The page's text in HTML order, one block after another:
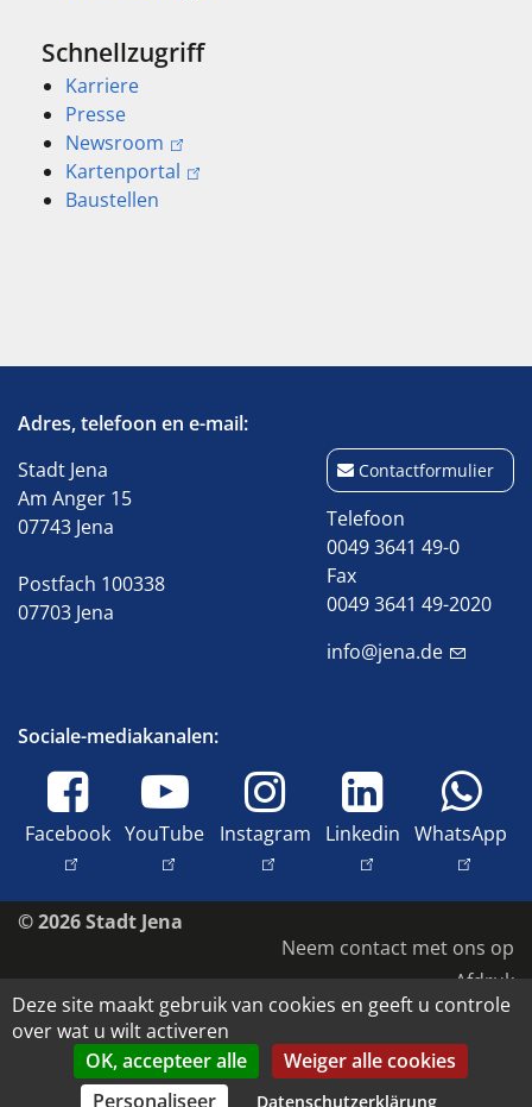
Schnellzugriff
Karriere
Presse
Newsroom
Kartenportal
Baustellen
Adres, telefoon en e-mail:
Stadt Jena
Am Anger 15
07743 Jena
Postfach 100338
07703 Jena
Contactformulier
Telefoon
0049 3641 49-0
Fax
0049 3641 49-2020
info@jena.de
Sociale-mediakanalen:
Facebook YouTube Instagram Linkedin WhatsApp
© 2026 Stadt Jena
Neem contact met ons op
Afdruk
Toegankelijkheid
Gegevensbescherming
Auteursrecht en beeldrechten
Deze site maakt gebruik van cookies en geeft u controle
over wat u wilt activeren
OK, accepteer alle
Weiger alle cookies
Personaliseer
Datenschutzerklärung